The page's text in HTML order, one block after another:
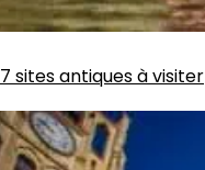
7 sites antiques à visiter